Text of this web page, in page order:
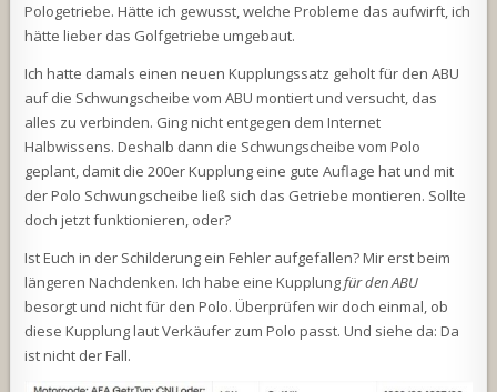
Pologetriebe. Hätte ich gewusst, welche Probleme das aufwirft, ich
hätte lieber das Golfgetriebe umgebaut.
Ich hatte damals einen neuen Kupplungssatz geholt für den ABU
auf die Schwungscheibe vom ABU montiert und versucht, das
alles zu verbinden. Ging nicht entgegen dem Internet
Halbwissens. Deshalb dann die Schwungscheibe vom Polo
geplant, damit die 200er Kupplung eine gute Auflage hat und mit
der Polo Schwungscheibe ließ sich das Getriebe montieren. Sollte
doch jetzt funktionieren, oder?
Ist Euch in der Schilderung ein Fehler aufgefallen? Mir erst beim
längeren Nachdenken. Ich habe eine Kupplungfür den ABU
besorgt und nicht für den Polo. Überprüfen wir doch einmal, ob
diese Kupplung laut Verkäufer zum Polo passt. Und siehe da: Da
ist nicht der Fall.